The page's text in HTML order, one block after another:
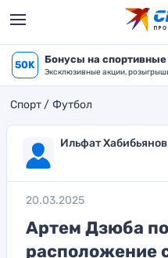
50K Бонусы на спортивные
Эксклюзивные акции,
Спорт Футбол
Ильфат Хабибьянов
20.03.2025
Артем Дзюба
расположение